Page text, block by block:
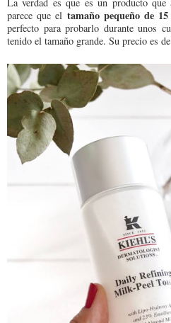
parece que el tamaño pequeño de
perfecto para probarlo durante unos
tenido el tamaño grande. Su precio es